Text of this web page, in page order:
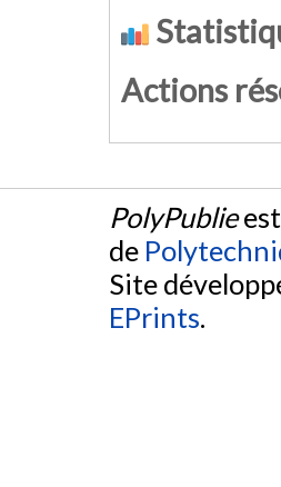
Actions
PolyPublie
de
Site
EPrints.